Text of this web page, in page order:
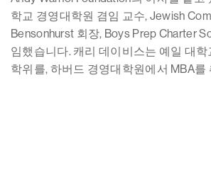
학교 경영대학원 겸임 교수, Jewish
Bensonhurst 회장, Boys Prep Charter
임했습니다. 캐리 데이비스는 예일 대
학위를, 하버드 경영대학원에서 MBA를